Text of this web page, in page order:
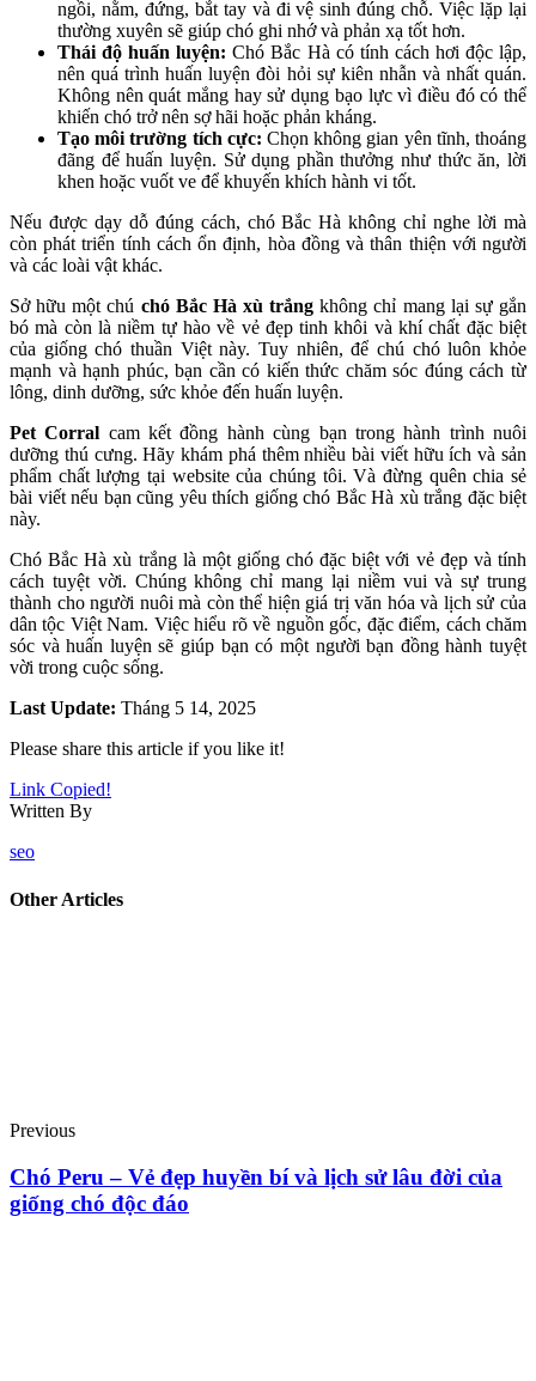
ngồi, nằm, đứng, bắt tay và đi vệ sinh đúng chỗ. Việc lặp lại
thường xuyên sẽ giúp chó ghi nhớ và phản xạ tốt hơn.
Thái độ huấn luyện: Chó Bắc Hà có tính cách hơi độc lập,
nên quá trình huấn luyện đòi hỏi sự kiên nhẫn và nhất quán.
Không nên quát mắng hay sử dụng bạo lực vì điều đó có thể
khiến chó trở nên sợ hãi hoặc phản kháng.
Tạo môi trường tích cực: Chọn không gian yên tĩnh, thoáng
đãng để huấn luyện. Sử dụng phần thưởng như thức ăn, lời
khen hoặc vuốt ve để khuyến khích hành vi tốt.
Nếu được dạy dỗ đúng cách, chó Bắc Hà không chỉ nghe lời mà
còn phát triển tính cách ổn định, hòa đồng và thân thiện với người
và các loài vật khác.
Sở hữu một chú chó Bắc Hà xù trắng không chỉ mang lại sự gắn
bó mà còn là niềm tự hào về vẻ đẹp tinh khôi và khí chất đặc biệt
của giống chó thuần Việt này. Tuy nhiên, để chú chó luôn khỏe
mạnh và hạnh phúc, bạn cần có kiến thức chăm sóc đúng cách từ
lông, dinh dưỡng, sức khỏe đến huấn luyện.
Pet Corral cam kết đồng hành cùng bạn trong hành trình nuôi
dưỡng thú cưng. Hãy khám phá thêm nhiều bài viết hữu ích và sản
phẩm chất lượng tại website của chúng tôi. Và đừng quên chia sẻ
bài viết nếu bạn cũng yêu thích giống chó Bắc Hà xù trắng đặc biệt
này.
Chó Bắc Hà xù trắng là một giống chó đặc biệt với vẻ đẹp và tính
cách tuyệt vời. Chúng không chỉ mang lại niềm vui và sự trung
thành cho người nuôi mà còn thể hiện giá trị văn hóa và lịch sử của
dân tộc Việt Nam. Việc hiểu rõ về nguồn gốc, đặc điểm, cách chăm
sóc và huấn luyện sẽ giúp bạn có một người bạn đồng hành tuyệt
vời trong cuộc sống.
Last Update: Tháng 5 14, 2025
Please share this article if you like it!
Link Copied!
Written By
seo
Other Articles
Previous
Chó Peru – Vẻ đẹp huyền bí và lịch sử lâu đời của
giống chó độc đáo